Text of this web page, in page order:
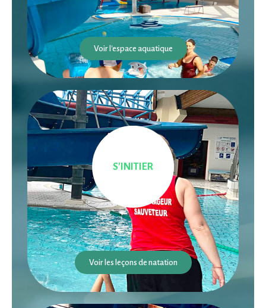
Voir l'espace aquatique
S'INITIER
Voir les leçons de natation